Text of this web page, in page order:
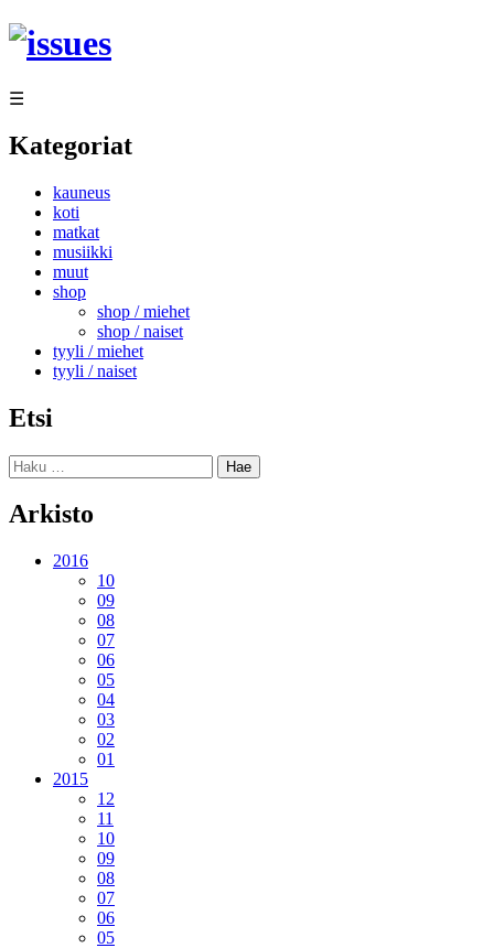
Siirry
sisältöön
☰
Kategoriat
kauneus
koti
matkat
musiikki
muut
shop
shop / miehet
shop / naiset
tyyli / miehet
tyyli / naiset
Etsi
Haku:
Arkisto
2016
10
09
08
07
06
05
04
03
02
01
2015
12
11
10
09
08
07
06
05